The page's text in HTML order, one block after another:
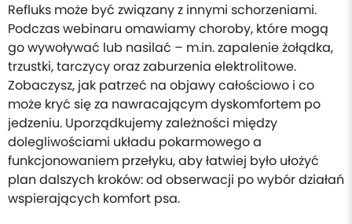
Refluks może być związany z innymi schorzeniami.
Podczas webinaru omawiamy choroby, które mogą
go wywoływać lub nasilać – m.in. zapalenie żołądka,
trzustki, tarczycy oraz zaburzenia elektrolitowe.
Zobaczysz, jak patrzeć na objawy całościowo i co
może kryć się za nawracającym dyskomfortem po
jedzeniu. Uporządkujemy zależności między
dolegliwościami układu pokarmowego a
funkcjonowaniem przełyku, aby łatwiej było ułożyć
plan dalszych kroków: od obserwacji po wybór działań
wspierających komfort psa.